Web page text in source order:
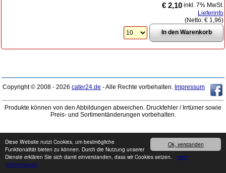
Ok, verstanden
Diese Website nutzt Cookies, um bestmögliche
Funktionalität bieten zu können. Durch die Nutzung unserer
Dienste erklären Sie sich damit einverstanden, dass wir Cookies setzen. mehr
Informationen
€ 2,10 inkl. 7% MwSt.
Lieferinfo
(Netto: € 1,96)
Copyright © 2008 - 2026 cater24.de - Alle Rechte vorbehalten. Impressum
Produkte können von den Abbildungen abweichen. Druckfehler / Irrtümer sowie
Preis- und Sortimentänderungen vorbehalten.